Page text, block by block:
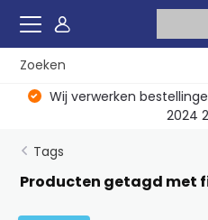
Wij verwerken
2024
Tags
Producten getagd met